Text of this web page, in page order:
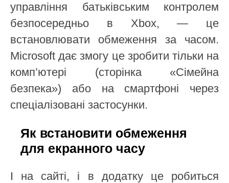
управління батьківським контролем
безпосередньо в Xbox, — це
встановлювати обмеження за часом.
Microsoft дає змогу це зробити тільки на
комп’ютері (сторінка «Сімейна
безпека») або на смартфоні через
спеціалізовані застосунки.
Як встановити обмеження
для екранного часу
І на сайті, і в додатку це робиться